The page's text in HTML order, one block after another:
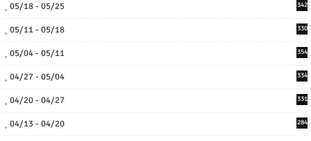
05/18 - 05/25 342
05/11 - 05/18 330
05/04 - 05/11 354
04/27 - 05/04 334
04/20 - 04/27 331
04/13 - 04/20 284